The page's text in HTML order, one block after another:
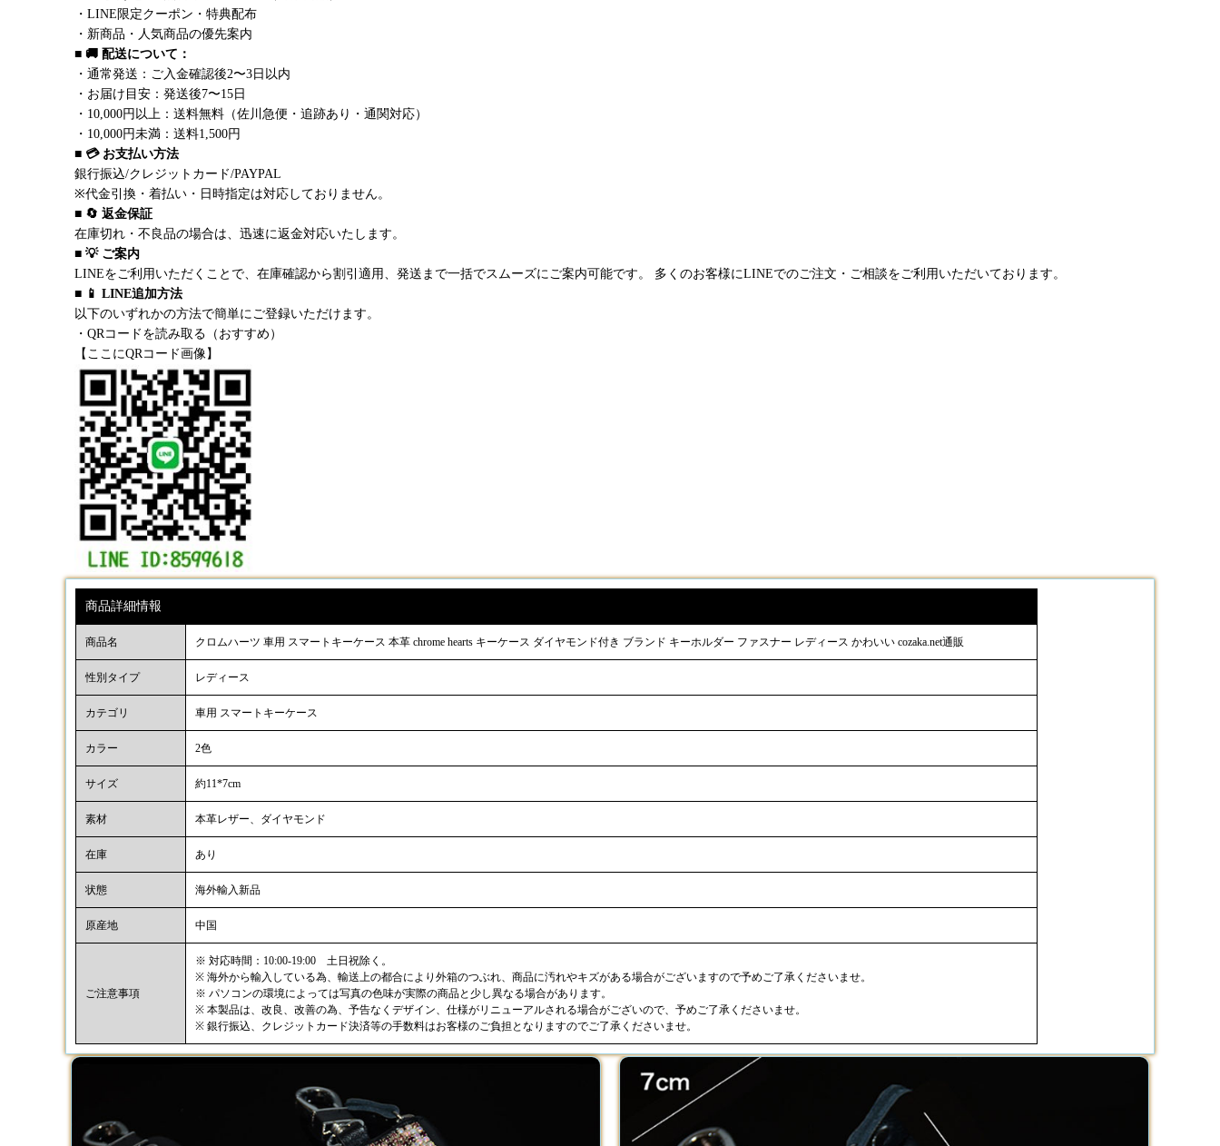
・LINE限定クーポン・特典配布
・新商品・人気商品の優先案内
■ 🚚 配送について：
・通常発送：ご入金確認後2〜3日以内
・お届け目安：発送後7〜15日
・10,000円以上：送料無料（佐川急便・追跡あり・通関対応）
・10,000円未満：送料1,500円
■ 💳 お支払い方法
銀行振込/クレジットカード/PAYPAL
※代金引換・着払い・日時指定は対応しておりません。
■ 🔄 返金保証
在庫切れ・不良品の場合は、迅速に返金対応いたします。
■ 💡 ご案内
LINEをご利用いただくことで、在庫確認から割引適用、発送まで一括でスムーズにご案内可能です。 多くのお客様にLINEでのご注文・ご相談をご利用いただいております。
■ 📱 LINE追加方法
以下のいずれかの方法で簡単にご登録いただけます。
・QRコードを読み取る（おすすめ）
【ここにQRコード画像】
商品詳細情報
商品名 クロムハーツ 車用 スマートキーケース 本革 chrome hearts キーケース ダイヤモンド付き ブランド キーホルダー ファスナー レディース かわいい cozaka.net通販
性別タイプ レディース
カテゴリ 車用 スマートキーケース
カラー 2色
サイズ 約11*7cm
素材 本革レザー、ダイヤモンド
在庫 あり
状態 海外輸入新品
原産地 中国
ご注意事項
※ 対応時間：10:00-19:00 土日祝除く。
※ 海外から輸入している為、輸送上の都合により外箱のつぶれ、商品に汚れやキズがある場合がございますので予めご了承くださいませ。
※ パソコンの環境によっては写真の色味が実際の商品と少し異なる場合があります。
※ 本製品は、改良、改善の為、予告なくデザイン、仕様がリニューアルされる場合がございので、予めご了承くださいませ。
※ 銀行振込、クレジットカード決済等の手数料はお客様のご負担となりますのでご了承くださいませ。